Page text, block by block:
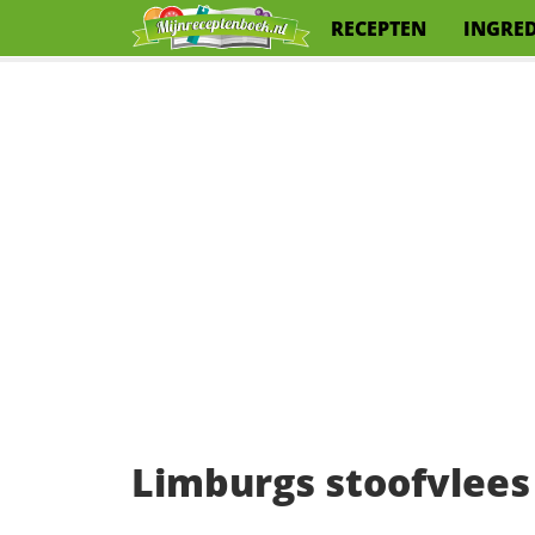
RECEPTEN
Limburgs stoofvlees